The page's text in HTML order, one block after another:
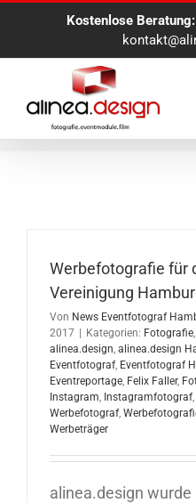
Kostenlose Beratung:
Werbefotografie für
Vereinigung
Von News Eventfotograf
2017
Kategorien: Fotografie,
alinea.design, alinea.design
Eventfotograf, Eventfotograf
Eventreportage, Felix Faller,
Instagram, Instagramfotograf,
Werbefotograf,
Werbeträger
alinea.design